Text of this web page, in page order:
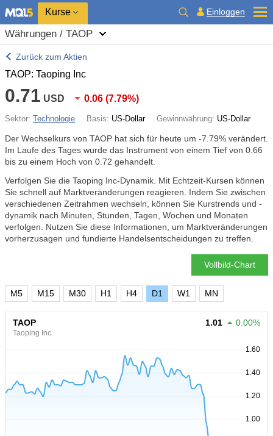
Kurse Einloggen
Währungen / TAOP
Zurück zum Aktien
TAOP: Taoping Inc
0.71 USD 0.06 (7.79%)
Sektor: Technologie Basis: US-Dollar Gewinnwährung: US-Dollar
Der Wechselkurs von TAOP hat sich für heute um -7.79% verändert.
Im Laufe des Tages wurde das Instrument von einem Tief von 0.66
bis zu einem Hoch von 0.72 gehandelt.
Verfolgen Sie die Taoping Inc-Dynamik. Mit Echtzeit-Kursen können
Sie schnell auf Marktveränderungen reagieren. Indem Sie zwischen
verschiedenen Zeitrahmen wechseln, können Sie Kurstrends und -
dynamik nach Minuten, Stunden, Tagen, Wochen und Monaten
verfolgen. Nutzen Sie diese Informationen, um Marktveränderungen
vorherzusagen und fundierte Handelsentscheidungen zu treffen.
Vollbild-Chart
M5 M15 M30 H1 H4 D1 W1 MN
TAOP
Taoping Inc
1.01 0.00%